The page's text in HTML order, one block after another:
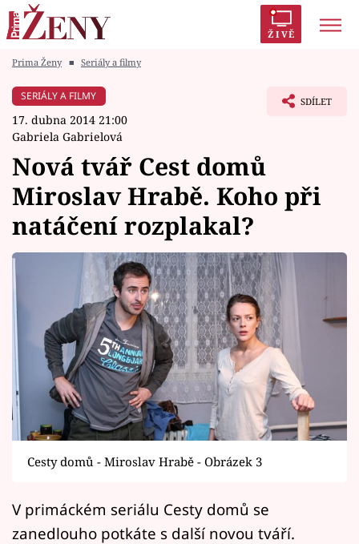
ŽIVĚ
Módní alarm
Témata
Celebrity
Seriály
Horoskopy
Sledujte prima+
Filmový festival Karlovy Vary
Mámy sobě
Prima Ženy ■ Seriály a filmy
SERIÁLY A FILMY
17. dubna 2014 21:00
Gabriela Gabrielová
SDÍLET
Nová tvář Cest domů
Miroslav Hrabě. Koho při
natáčení rozplakal?
Cesty domů - Miroslav Hrabě - Obrázek 3
V primáckém seriálu Cesty domů se
zanedlouho potkáte s další novou tváří.